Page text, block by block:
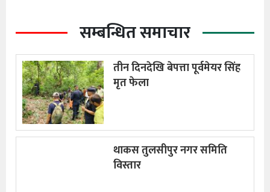
सम्बन्धित समाचार
तीन दिनदेखि बेपत्ता पूर्वमेयर सिंह
मृत फेला
थाकस तुलसीपुर नगर समिति
विस्तार